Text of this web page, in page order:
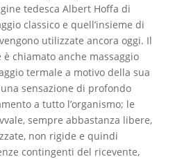
tedesca Albert Hoffa di
classico e quell’insieme di
utilizzate ancora oggi. Il
è chiamato anche massaggio
termale a motivo della sua
sensazione di profondo
a tutto l’organismo; le
sempre abbastanza libere,
non rigide e quindi
contingenti del ricevente,